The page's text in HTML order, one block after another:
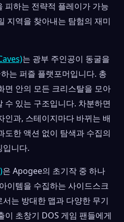
피하는 전략적 플레이가 가능
지역을 찾아내는 탐험의 재미
는 광부 주인공이 동굴을
는 퍼즐 플랫포머입니다. 총
면 안의 모든 크리스탈을 모아
수 있는 구조입니다. 차분하면
인과, 스테이지마다 바뀌는 배
도한 액션 없이 탐색과 수집의
입니다.
은 Apogee의 초기작 중 하나
이템을 수집하는 사이드스크
는 방대한 맵과 다양한 무기
이 초창기 DOS 게임 팬들에게